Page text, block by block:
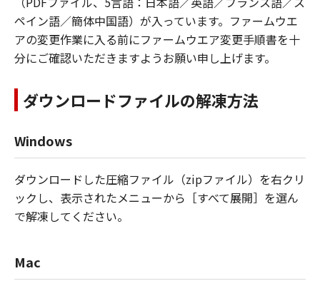
ペイン語／簡体中国語）が入っています。ファームウエ
アの変更作業に入る前にファームウエア変更手順書を十
分にご確認いただきますようお願い申し上げます。
ダウンロードファイルの解凍方法
Windows
ダウンロードした圧縮ファイル（zipファイル）を右クリ
ックし、表示されたメニューから［すべて展開］を選ん
で解凍してください。
Mac